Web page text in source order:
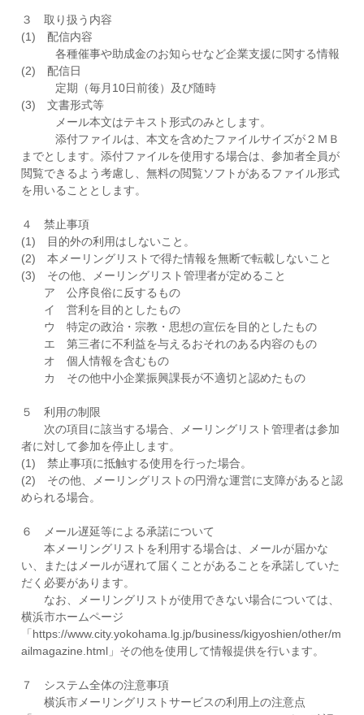
３ 取り扱う内容
(1) 配信内容
各種催事や助成金のお知らせなど企業支援に関する情報
(2) 配信日
定期（毎月10日前後）及び随時
(3) 文書形式等
メール本文はテキスト形式のみとします。
添付ファイルは、本文を含めたファイルサイズが２ＭＢ
までとします。添付ファイルを使用する場合は、参加者全員が
閲覧できるよう考慮し、無料の閲覧ソフトがあるファイル形式
を用いることとします。
４ 禁止事項
(1) 目的外の利用はしないこと。
(2) 本メーリングリストで得た情報を無断で転載しないこと
(3) その他、メーリングリスト管理者が定めること
ア 公序良俗に反するもの
イ 営利を目的としたもの
ウ 特定の政治・宗教・思想の宣伝を目的としたもの
エ 第三者に不利益を与えるおそれのある内容のもの
オ 個人情報を含むもの
カ その他中小企業振興課長が不適切と認めたもの
５ 利用の制限
次の項目に該当する場合、メーリングリスト管理者は参加
者に対して参加を停止します。
(1) 禁止事項に抵触する使用を行った場合。
(2) その他、メーリングリストの円滑な運営に支障があると認
められる場合。
６ メール遅延等による承諾について
本メーリングリストを利用する場合は、メールが届かな
い、またはメールが遅れて届くことがあることを承諾していた
だく必要があります。
なお、メーリングリストが使用できない場合については、
横浜市ホームページ
「https://www.city.yokohama.lg.jp/business/kigyoshien/other/m
ailmagazine.html」その他を使用して情報提供を行います。
７ システム全体の注意事項
横浜市メーリングリストサービスの利用上の注意点